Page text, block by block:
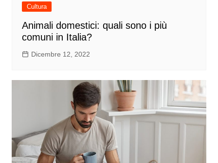
Cultura
Animali domestici: quali sono i più
comuni in Italia?
Dicembre 12, 2022